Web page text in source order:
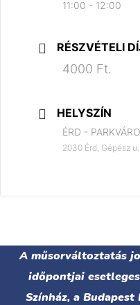
11:00 - 12:00
RÉSZVÉTELI
4000 Ft.
HELYSZÍN
ÉRD -
2030 Érd, Gépész u.
A műsorváltoztatás
időpontjai
Színház, a Budapest